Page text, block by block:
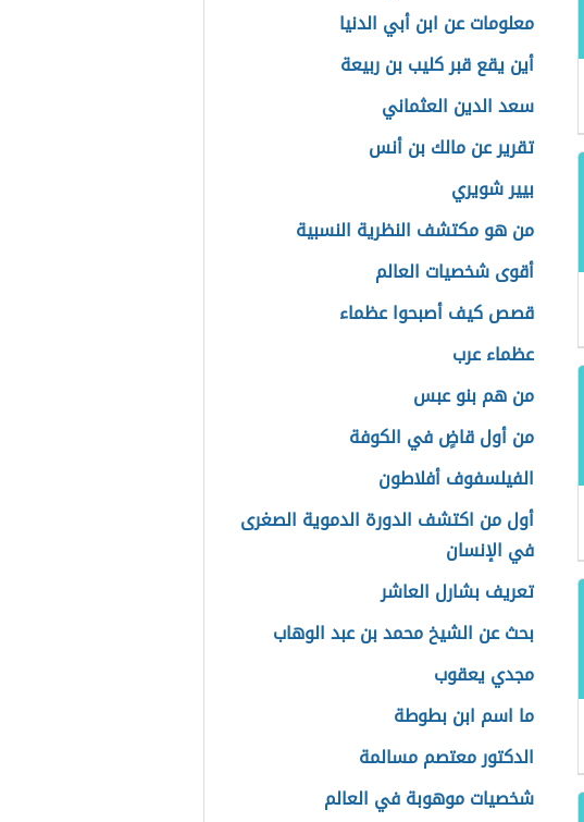
معلومات عن ابن أبي الدنيا
أين يقع قبر كليب بن ربيعة
سعد الدين العثماني
تقرير عن مالك بن أنس
بيير شويري
من هو مكتشف النظرية النسبية
أقوى شخصيات العالم
قصص كيف أصبحوا عظماء
عظماء عرب
من هم بنو عبس
من أول قاضٍ في الكوفة
الفيلسفوف أفلاطون
أول من اكتشف الدورة الدموية الصغرى
في الإنسان
تعريف بشارل العاشر
بحث عن الشيخ محمد بن عبد الوهاب
مجدي يعقوب
ما اسم ابن بطوطة
الدكتور معتصم مسالمة
شخصيات موهوبة في العالم